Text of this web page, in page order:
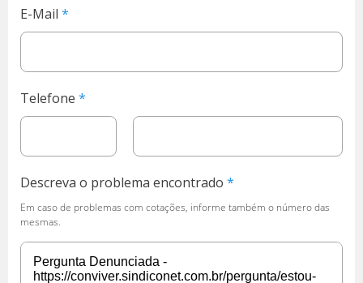
E-Mail
Telefone
Descreva o problema encontrado
Em caso de problemas com cotações, informe também o número das
mesmas.